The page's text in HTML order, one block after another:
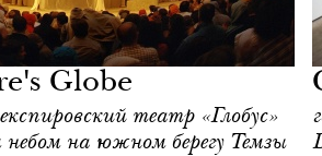
Globe
театр «Глобус»
на южном берегу Темзы